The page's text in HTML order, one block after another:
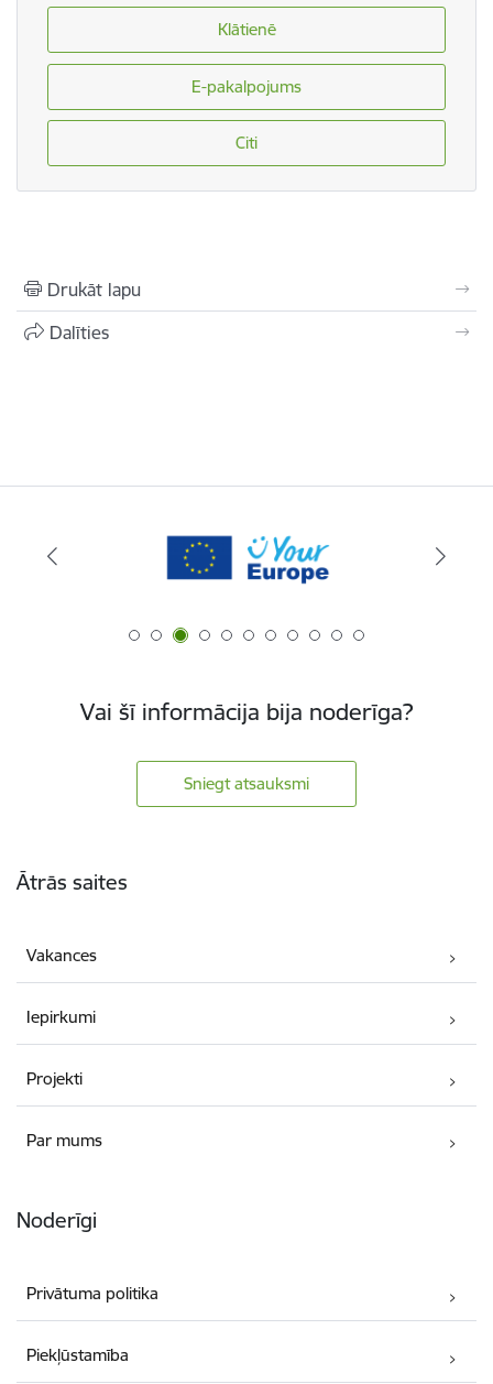
Klātienē
E-pakalpojums
Citi
Drukāt lapu
Dalīties
Vai šī informācija bija noderīga?
Sniegt atsauksmi
Ātrās saites
Vakances
Iepirkumi
Projekti
Par mums
Noderīgi
Privātuma politika
Piekļūstamība